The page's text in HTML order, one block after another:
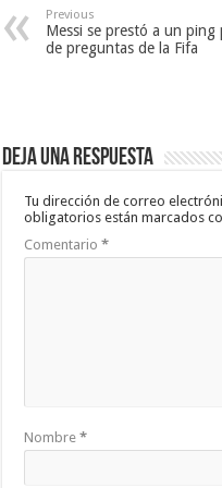
Previous
Messi se prestó a un ping
de preguntas de la Fifa
Deja una respuesta
Tu dirección de correo
obligatorios están marcados
Comentario*
Nombre*